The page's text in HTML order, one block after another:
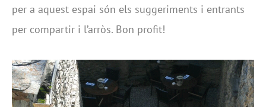
per a aquest espai són els suggeriments i entrants
per compartir i l’arròs. Bon profit!